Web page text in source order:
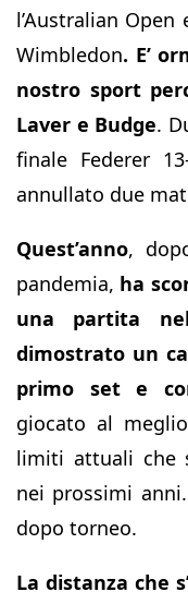
l’Australian
Wimbledon. E’
nostro sport
Laver e Budge.
finale Federer
annullato due
Quest’anno,
pandemia, ha
una partita
dimostrato un
primo set e
giocato al
limiti attuali che
nei prossimi
dopo torneo.
La distanza che